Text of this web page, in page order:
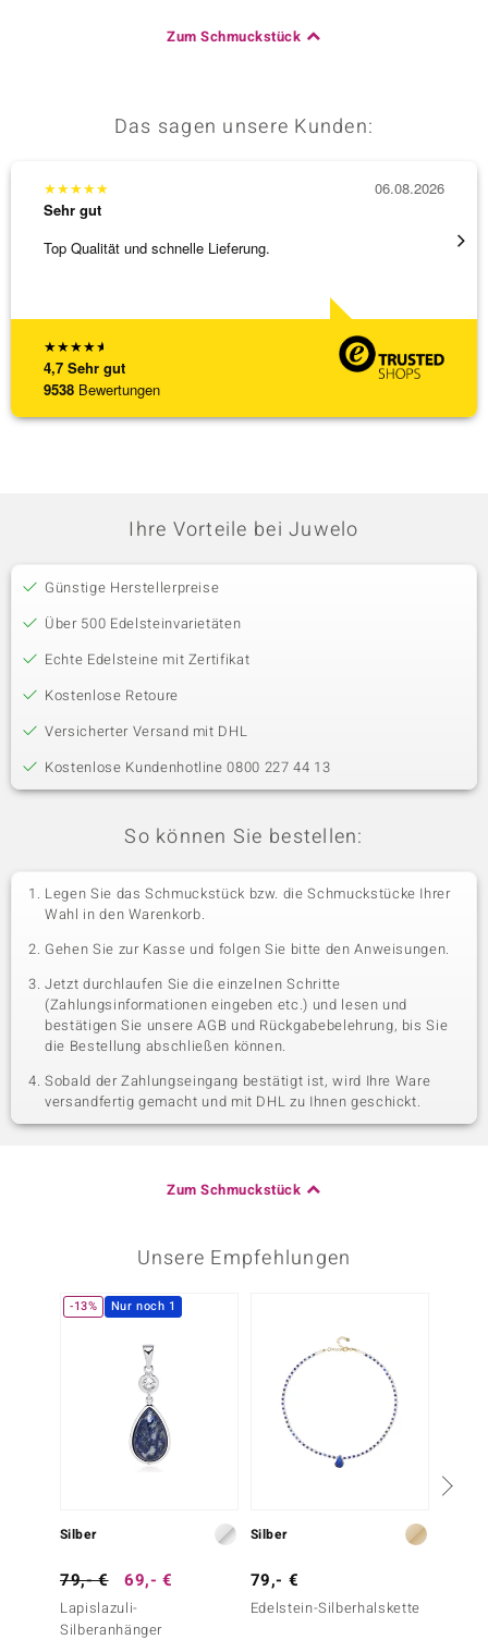
Zum Schmuckstück
Das sagen unsere Kunden:
★★★★★
4,7 Sehr gut
9538 Bewertungen
★★★★★
Sehr gut
Top Qualität und schnelle Lieferung.
06.08.2026
Ihre Vorteile bei Juwelo
Günstige Herstellerpreise
Über 500 Edelsteinvarietäten
Echte Edelsteine mit Zertifikat
Kostenlose Retoure
Versicherter Versand mit DHL
Kostenlose Kundenhotline 0800 227 44 13
So können Sie bestellen:
Legen Sie das Schmuckstück bzw. die Schmuckstücke Ihrer
Wahl in den Warenkorb.
Gehen Sie zur Kasse und folgen Sie bitte den Anweisungen.
Jetzt durchlaufen Sie die einzelnen Schritte
(Zahlungsinformationen eingeben etc.) und lesen und
bestätigen Sie unsere AGB und Rückgabebelehrung, bis Sie
die Bestellung abschließen können.
Sobald der Zahlungseingang bestätigt ist, wird Ihre Ware
versandfertig gemacht und mit DHL zu Ihnen geschickt.
Zum Schmuckstück
Unsere Empfehlungen
-13% Nur noch 1
Silber
79,- € 69,- €
Lapislazuli-
Silberanhänger
Silber
79,- €
Edelstein-Silberhalskette